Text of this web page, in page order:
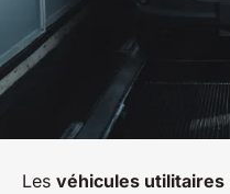
Les véhicules utilitaires